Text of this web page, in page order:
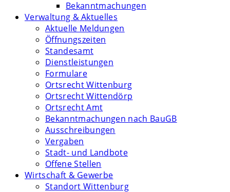
Bekanntmachungen
Verwaltung & Aktuelles
Aktuelle Meldungen
Öffnungszeiten
Standesamt
Dienstleistungen
Formulare
Ortsrecht Wittenburg
Ortsrecht Wittendörp
Ortsrecht Amt
Bekanntmachungen nach BauGB
Ausschreibungen
Vergaben
Stadt- und Landbote
Offene Stellen
Wirtschaft & Gewerbe
Standort Wittenburg